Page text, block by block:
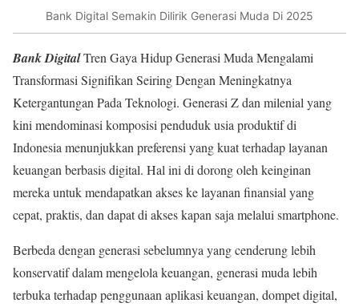
Bank Digital Semakin Dilirik Generasi Muda Di 2025
Bank DigitalTren Gaya Hidup Generasi Muda Mengalami
Transformasi Signifikan Seiring Dengan Meningkatnya
Ketergantungan Pada Teknologi. Generasi Z dan milenial yang
kini mendominasi komposisi penduduk usia produktif di
Indonesia menunjukkan preferensi yang kuat terhadap layanan
keuangan berbasis digital. Hal ini di dorong oleh keinginan
mereka untuk mendapatkan akses ke layanan finansial yang
cepat, praktis, dan dapat di akses kapan saja melalui smartphone.
Berbeda dengan generasi sebelumnya yang cenderung lebih
konservatif dalam mengelola keuangan, generasi muda lebih
terbuka terhadap penggunaan aplikasi keuangan, dompet digital,